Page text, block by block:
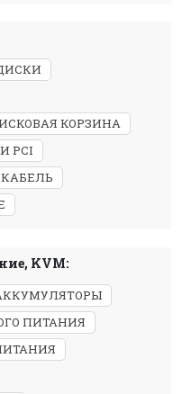
КОРЗИНА
PCI
КАБЕЛЬ
KVM:
ПИТАНИЯ